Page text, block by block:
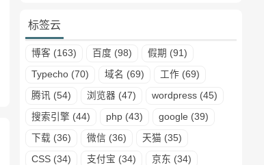
标签云
博客 (163) 百度 (98) 假期 (91)
Typecho (70) 域名 (69) 工作 (69)
腾讯 (54) 浏览器 (47) wordpress (45)
搜索引擎 (44) php (43) google (39)
下载 (36) 微信 (36) 天猫 (35)
CSS (34) 支付宝 (34) 京东 (34)